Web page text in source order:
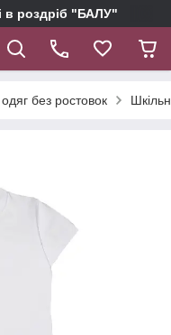
в роздріб "БАЛУ"
без ростовок